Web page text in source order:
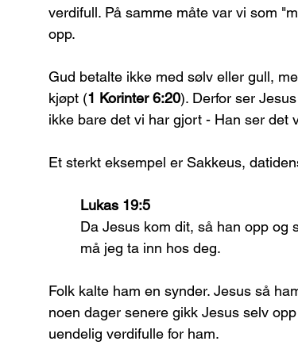
verdifull. På samme måte var vi som
opp.
Gud betalte ikke med sølv eller gull,
kjøpt (1 Korinter 6:20). Derfor ser
ikke bare det vi har gjort - Han ser det
Et sterkt eksempel er Sakkeus,
Lukas 19:5
Da Jesus kom dit, så han opp og
må jeg ta inn hos deg.
Folk kalte ham en synder. Jesus så
noen dager senere gikk Jesus selv
uendelig verdifulle for ham.